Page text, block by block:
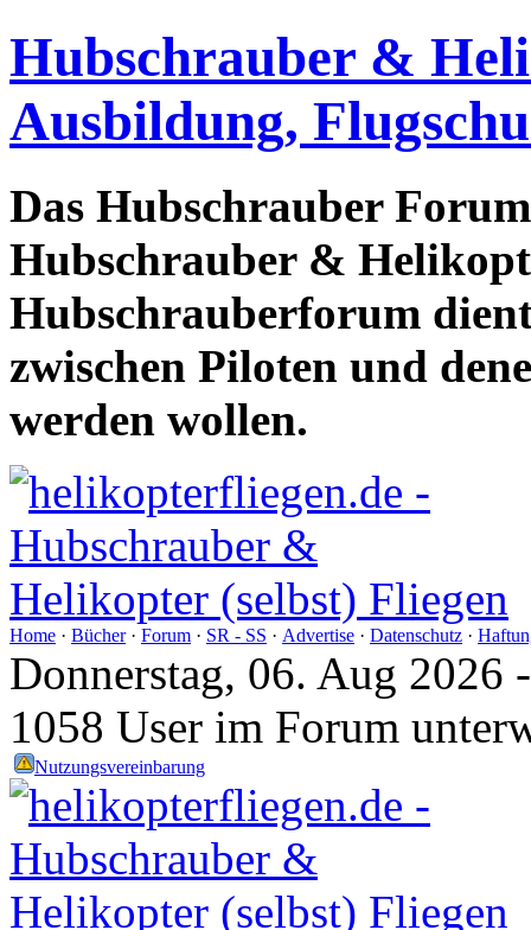
Hubschrauber &
Ausbildung,
Das Hubschrauber
Hubschrauber &
Hubschrauberforum
zwischen Piloten und
werden wollen.
Home · Bücher· Forum · SR - SS · Advertise · Datenschutz ·
Donnerstag, 06. Aug 2026
1058 User im Forum
Nutzungsvereinbarung